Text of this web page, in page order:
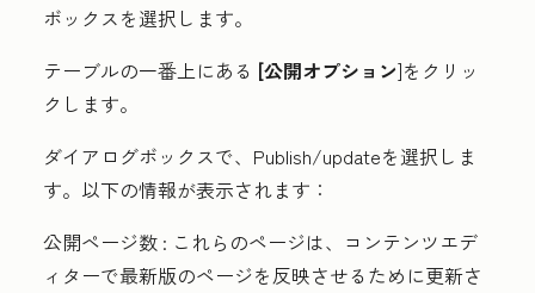
ボックスを選択します。
テーブルの一番上にある [公開オプション]をクリッ
クします。
ダイアログボックスで、 Publish/updateを選択しま
す。以下の情報が表示されます：
公開ページ数 : これらのページは、コンテンツエデ
ィターで最新版のページを反映させるために更新さ